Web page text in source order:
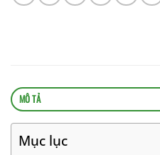
MÔ TẢ
Mục lục